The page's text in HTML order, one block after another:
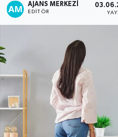
AJANS MERKEZI
EDITÖR